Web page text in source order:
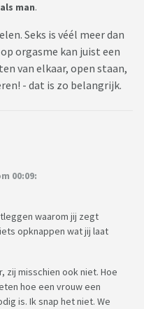
man.
Seks is véél meer dan
orgasme kan juist een
van elkaar, open staan,
- dat is zo belangrijk.
00:09:
waarom jij zegt
opknappen wat jij laat
zij misschien ook niet. Hoe
hoe een vrouw een
is. Ik snap het niet. We